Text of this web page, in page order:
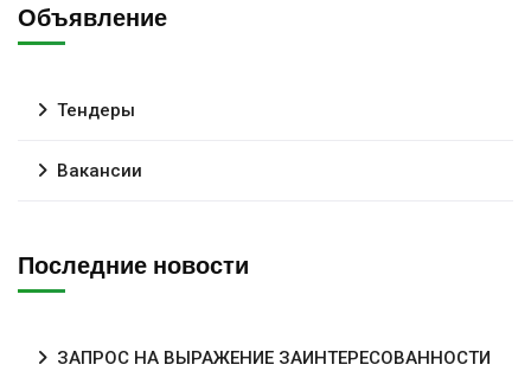
Объявление
Тендеры
Вакансии
Последние новости
ЗАПРОС НА ВЫРАЖЕНИЕ ЗАИНТЕРЕСОВАННОСТИ